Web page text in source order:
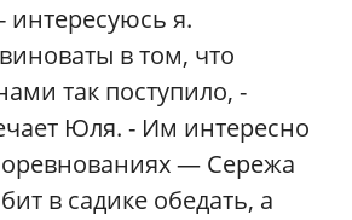
интересуюсь я.
в том, что
так поступило, -
Юля. - Им интересно
— Сережа
в садике обедать, а